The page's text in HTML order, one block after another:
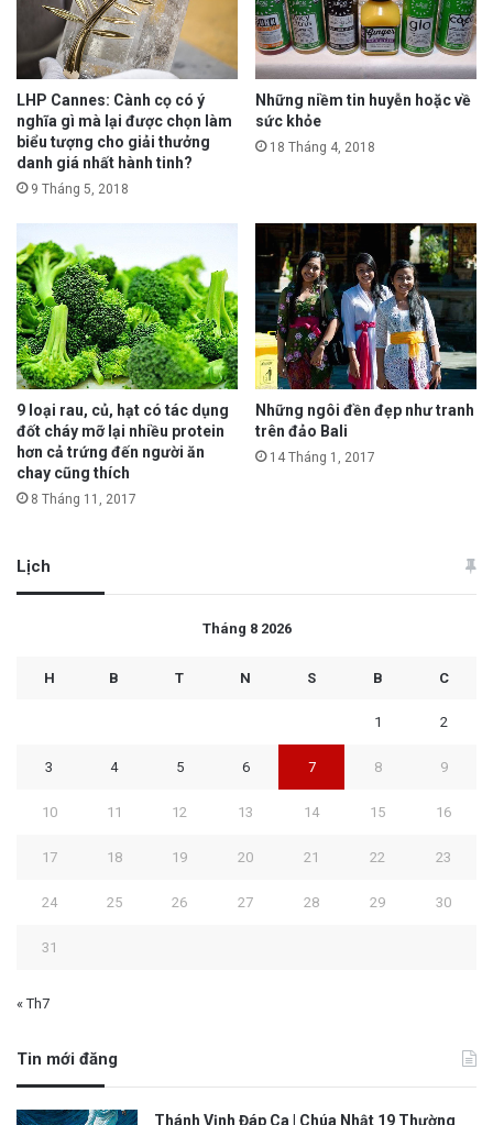
LHP Cannes: Cành cọ có ý
nghĩa gì mà lại được chọn làm
biểu tượng cho giải thưởng
danh giá nhất hành tinh?
9 Tháng 5, 2018
Những niềm tin huyễn hoặc về
sức khỏe
18 Tháng 4, 2018
9 loại rau, củ, hạt có tác dụng
đốt cháy mỡ lại nhiều protein
hơn cả trứng đến người ăn
chay cũng thích
8 Tháng 11, 2017
Những ngôi đền đẹp như tranh
trên đảo Bali
14 Tháng 1, 2017
Lịch
Tháng 8 2026
H B T N S B C
1 2
3 4 5 6 7 8 9
10 11 12 13 14 15 16
17 18 19 20 21 22 23
24 25 26 27 28 29 30
31
« Th7
Tin mới đăng
Thánh Vịnh Đáp Ca | Chúa Nhật 19 Thường